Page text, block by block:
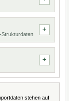
Strukturdaten
stehen auf